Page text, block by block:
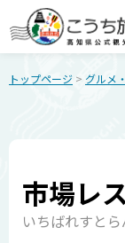
トップページ > グルメ
市場レ
いちばれすと